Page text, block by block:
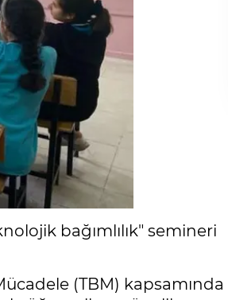
bağımlılık" semineri
(TBM) kapsamında